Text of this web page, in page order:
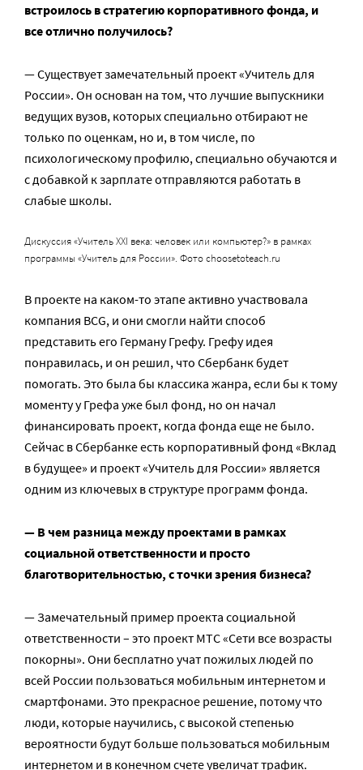
встроилось в стратегию корпоративного фонда, и
все отлично получилось?
— Существует замечательный проект «Учитель для
России». Он основан на том, что лучшие выпускники
ведущих вузов, которых специально отбирают не
только по оценкам, но и, в том числе, по
психологическому профилю, специально обучаются и
с добавкой к зарплате отправляются работать в
слабые школы.
Дискуссия «Учитель XXI века: человек или компьютер?» в рамках
программы «Учитель для России». Фото choosetoteach.ru
В проекте на каком-то этапе активно участвовала
компания BCG, и они смогли найти способ
представить его Герману Грефу. Грефу идея
понравилась, и он решил, что Сбербанк будет
помогать. Это была бы классика жанра, если бы к тому
моменту у Грефа уже был фонд, но он начал
финансировать проект, когда фонда еще не было.
Сейчас в Сбербанке есть корпоративный фонд «Вклад
в будущее» и проект «Учитель для России» является
одним из ключевых в структуре программ фонда.
— В чем разница между проектами в рамках
социальной ответственности и просто
благотворительностью, с точки зрения бизнеса?
— Замечательный пример проекта социальной
ответственности – это проект МТС «Сети все возрасты
покорны». Они бесплатно учат пожилых людей по
всей России пользоваться мобильным интернетом и
смартфонами. Это прекрасное решение, потому что
люди, которые научились, с высокой степенью
вероятности будут больше пользоваться мобильным
интернетом и в конечном счете увеличат трафик.